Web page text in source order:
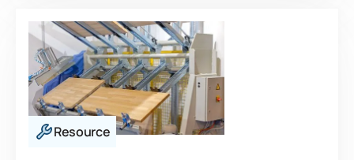
Resource